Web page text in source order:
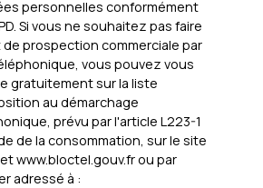
personnelles conformément
Si vous ne souhaitez pas faire
prospection commerciale par
vous pouvez vous
gratuitement sur la liste
au démarchage
prévu par l'article L223-1
de la consommation, sur le site
www.bloctel.gouv.fr ou par
adressé à :